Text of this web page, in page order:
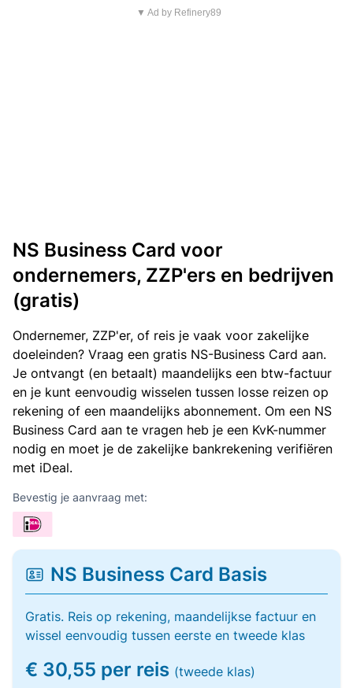
▼ Ad by Refinery89
NS Business Card voor
ondernemers, ZZP'ers en bedrijven
(gratis)
Ondernemer, ZZP'er, of reis je vaak voor zakelijke
doeleinden? Vraag een gratis NS-Business Card aan.
Je ontvangt (en betaalt) maandelijks een btw-factuur
en je kunt eenvoudig wisselen tussen losse reizen op
rekening of een maandelijks abonnement. Om een NS
Business Card aan te vragen heb je een KvK-nummer
nodig en moet je de zakelijke bankrekening verifiëren
met iDeal.
Bevestig je aanvraag met:
NS Business Card Basis
Gratis. Reis op rekening, maandelijkse factuur en
wissel eenvoudig tussen eerste en tweede klas
€ 30,55 per reis (tweede klas)